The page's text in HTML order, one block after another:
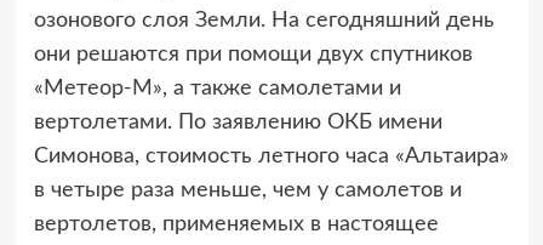
озонового слоя Земли. На сегодняшний день
они решаются при помощи двух спутников
«Метеор-М», а также самолетами и
вертолетами. По заявлению ОКБ имени
Симонова, стоимость летного часа «Альтаира»
в четыре раза меньше, чем у самолетов и
вертолетов, применяемых в настоящее